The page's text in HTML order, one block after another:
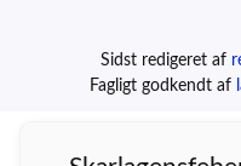
Sidst redigeret af
Fagligt godkendt af